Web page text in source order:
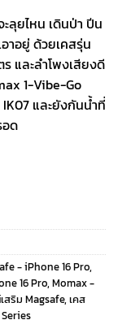
ลุยไหน เดินป่า ปีน
าอยู่ ด้วยเคสรุ่น
และลำโพงเสียงดี
1-Vibe-Go
และยังกันน้ำที่
อด
- iPhone 16 Pro,
16 Pro, Momax -
ริม Magsafe, เคส